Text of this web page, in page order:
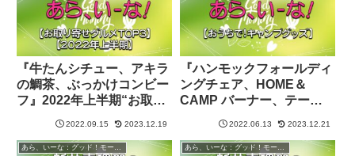
『牛たんシチュー、アキラ
の鯛茶、ぶっかけコンビー
フ』2022年上半期“お取り
寄せグルメTOP3”【あらい
グ】
2022.09.15 2023.12.19
『ハンモックフォールディ
ングチェア、HOME＆
CAMP バーナー、テーブ
ルトップスモーカー』第3
【あらいーな：グッド！モ
2022.06.13 2023.12.21
あら、いーな：グッド！モーニング あら、いーな：グッド！モーニング